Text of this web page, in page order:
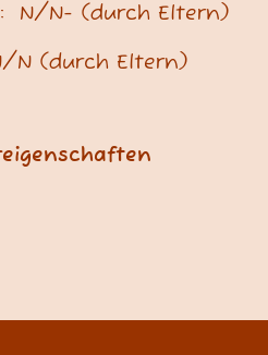
N/N- (durch Eltern)
N (durch Eltern)